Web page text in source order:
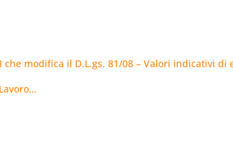
che modifica il D.L.gs. 81/08 – Valori indicativi